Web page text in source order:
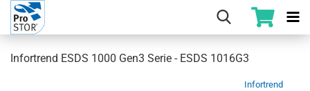
Infortrend ESDS 1000 Gen3 Serie - ESDS 1016G3
Infortrend